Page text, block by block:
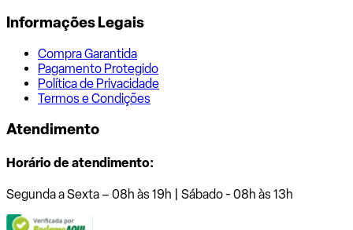
Informações Legais
Compra Garantida
Pagamento Protegido
Política de Privacidade
Termos e Condições
Atendimento
Horário de atendimento:
Segunda a Sexta – 08h às 19h | Sábado - 08h às 13h